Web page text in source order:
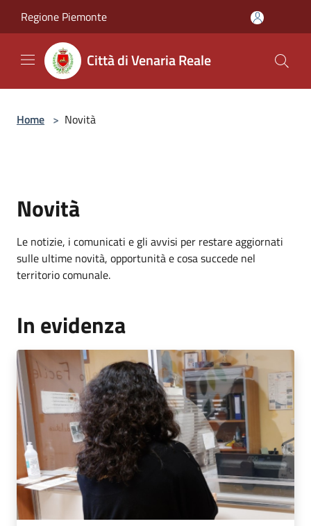
Regione Piemonte
Città di Venaria Reale
Home > Novità
Novità
Le notizie, i comunicati e gli avvisi per restare aggiornati
sulle ultime novità, opportunità e cosa succede nel
territorio comunale.
In evidenza